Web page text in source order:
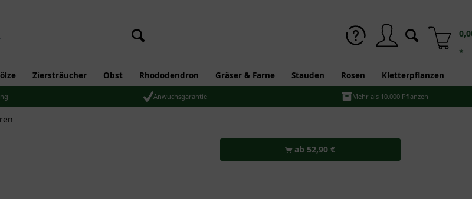
*
Ziersträucher Obst Rhododendron Gräser & Farne Stauden Rosen Kletterpflanzen
Anwuchsgarantie Mehr als 10.000 Pflanzen
ab 52,90 €